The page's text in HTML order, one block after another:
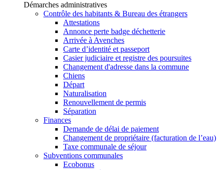
Démarches administratives
Contrôle des habitants & Bureau des étrangers
Attestations
Annonce perte badge déchetterie
Arrivée à Avenches
Carte d’identité et passeport
Casier judiciaire et registre des poursuites
Changement d'adresse dans la commune
Chiens
Départ
Naturalisation
Renouvellement de permis
Séparation
Finances
Demande de délai de paiement
Changement de propriétaire (facturation de l’eau)
Taxe communale de séjour
Subventions communales
Ecobonus